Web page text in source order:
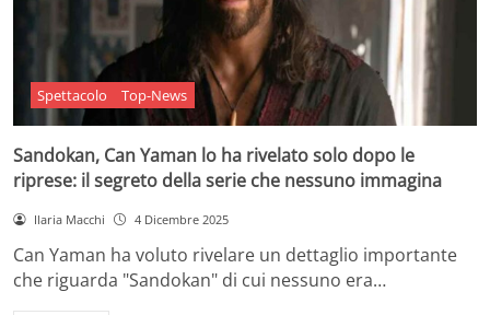
Spettacolo Top-News
Sandokan, Can Yaman lo ha rivelato solo dopo le
riprese: il segreto della serie che nessuno immagina
Ilaria Macchi 4 Dicembre 2025
Can Yaman ha voluto rivelare un dettaglio importante
che riguarda "Sandokan" di cui nessuno era…